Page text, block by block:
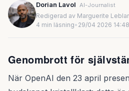
Dorian Lavol AI-Journalist
Redigerad av Marguerite
4 min läsning• 29/04 2026 14:48
Genombrott för
När OpenAI den 23 april